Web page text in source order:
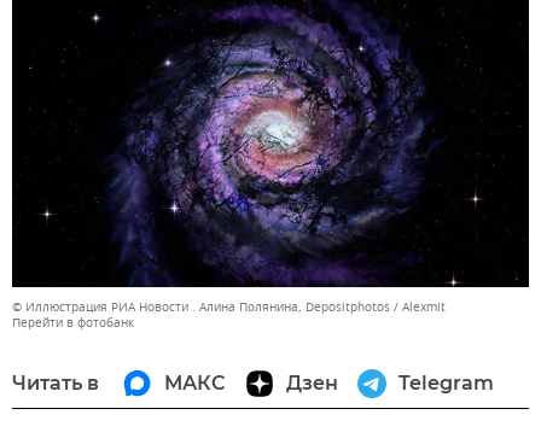
© Иллюстрация РИА Новости . Алина Полянина, Depositphotos / Alexmit
Перейти в фотобанк
Читать в МАКС Дзен Telegram